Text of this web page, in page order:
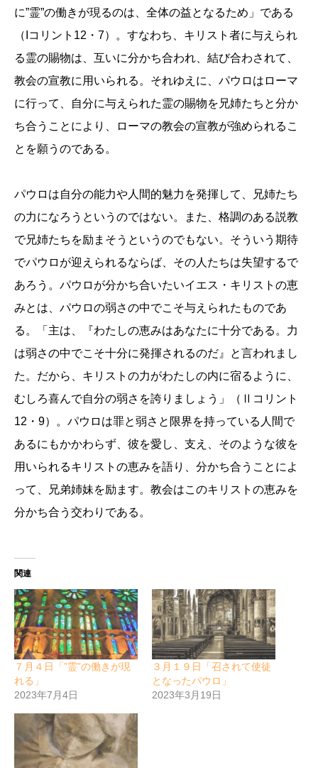
に”霊”の働きが現るのは、全体の益となるため」である
（Iコリント12・7）。すなわち、キリスト者に与えられ
る霊の賜物は、互いに分かち合われ、結び合わされて、
教会の宣教に用いられる。それゆえに、パウロはローマ
に行って、自分に与えられた霊の賜物を兄姉たちと分か
ち合うことにより、ローマの教会の宣教が強められるこ
とを願うのである。
パウロは自分の能力や人間的魅力を発揮して、兄姉たち
の力になろうというのではない。また、格調のある説教
で兄姉たちを励まそうというのでもない。そういう期待
でパウロが迎えられるならば、その人たちは失望するで
あろう。パウロが分かち合いたいイエス・キリストの恵
みとは、パウロの弱さの中でこそ与えられたものであ
る。「主は、『わたしの恵みはあなたに十分である。力
は弱さの中でこそ十分に発揮されるのだ』と言われまし
た。だから、キリストの力がわたしの内に宿るように、
むしろ喜んで自分の弱さを誇りましょう」（Ⅱコリント
12・9）。パウロは罪と弱さと限界を持っている人間で
あるにもかかわらず、彼を愛し、支え、そのような彼を
用いられるキリストの恵みを語り、分かち合うことによ
って、兄弟姉妹を励ます。教会はこのキリストの恵みを
分かち合う交わりである。
関連
７月４日「”霊”の働きが現
れる」
2023年7月4日
３月１９日「召されて使徒
となったパウロ」
2023年3月19日